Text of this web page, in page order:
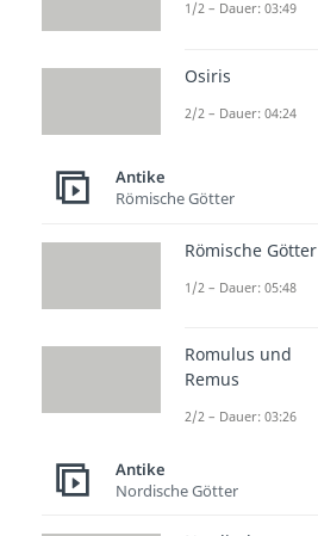
Eisenzeit
Dauer: 03:46
Dauer: 04:50
Kelten
Dauer: 03:40
1/2 – Dauer: 03:49
Osiris
2/2 – Dauer: 04:24
Antike
Römische Götter
Römische Götter
1/2 – Dauer: 05:48
Romulus und
Remus
2/2 – Dauer: 03:26
Antike
Nordische Götter